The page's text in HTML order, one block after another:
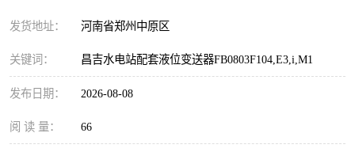
发货地址： 河南省郑州中原区
关键词： 昌吉水电站配套液位变送器FB0803F104,E3,i,M1
发布日期： 2026-08-08
阅 读 量： 66